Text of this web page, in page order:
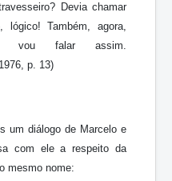
Devia chamar
lógico! Também, agora,
vou falar assim.
p. 13)
um diálogo de Marcelo e
com ele a respeito da
mesmo nome: